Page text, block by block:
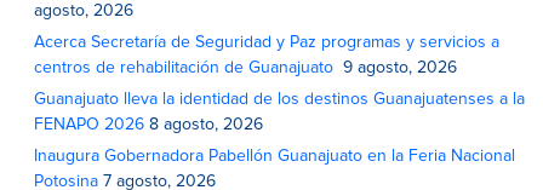
agosto, 2026
Acerca Secretaría de Seguridad y Paz programas y servicios a
centros de rehabilitación de Guanajuato
9 agosto, 2026
Guanajuato lleva la identidad de los destinos Guanajuatenses a la
FENAPO 2026 8 agosto, 2026
Inaugura Gobernadora Pabellón Guanajuato en la Feria Nacional
Potosina 7 agosto, 2026